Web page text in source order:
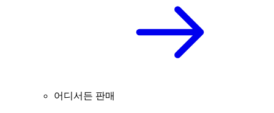
어디서든 판매